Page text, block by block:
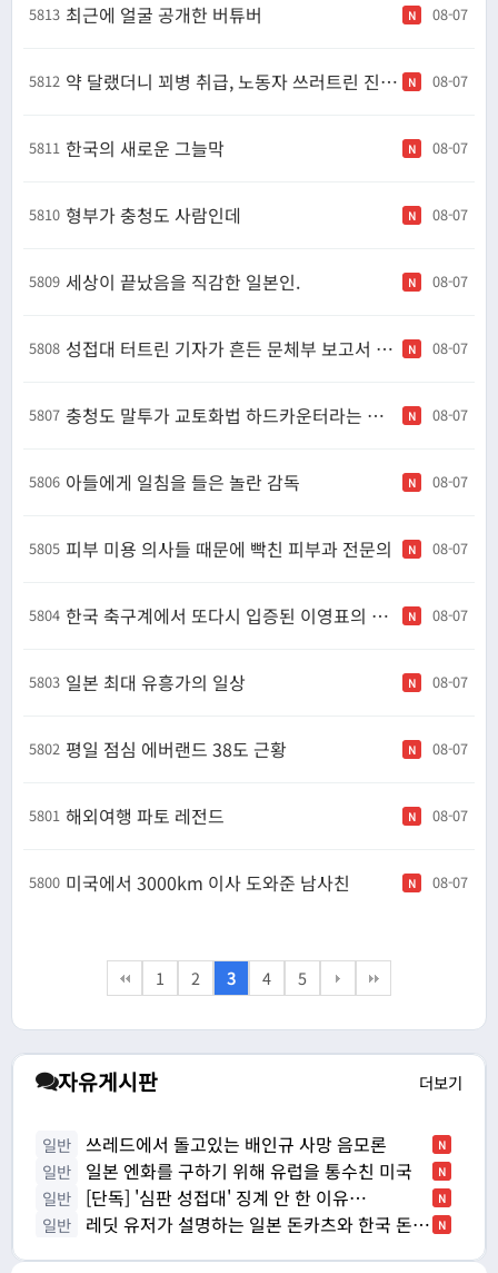
자유게시판 더보기
일반 쓰레드에서 돌고있는 배인규 사망 음모론 N
일반 일본 엔화를 구하기 위해 유럽을 통수친 미국 N
일반 [단독] '심판 성접대' 징계 안 한 이유… N
일반
레딧 유저가 설명하는 일본 돈카츠와 한국 돈까 N
5813 최근에 얼굴 공개한 버튜버 N 08-07
5812 약 달랬더니 꾀병 취급, 노동자 쓰러트린 진짜 주범. N 08-07
5811 한국의 새로운 그늘막 N 08-07
5810 형부가 충청도 사람인데 N 08-07
5809 세상이 끝났음을 직감한 일본인. N 08-07
5808 성접대 터트린 기자가 흔든 문체부 보고서 조사결과 확대캡쳐 N 08-07
5807 충청도 말투가 교토화법 하드카운터라는 얘기 N 08-07
5806 아들에게 일침을 들은 놀란 감독 N 08-07
5805 피부 미용 의사들 때문에 빡친 피부과 전문의 N 08-07
5804 한국 축구계에서 또다시 입증된 이영표의 명언 N 08-07
5803 일본 최대 유흥가의 일상 N 08-07
5802 평일 점심 에버랜드 38도 근황 N 08-07
5801 해외여행 파토 레전드 N 08-07
5800 미국에서 3000km 이사 도와준 남사친 N 08-07
1 2 3 4 5